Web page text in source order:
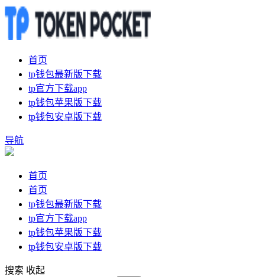
首页
tp钱包最新版下载
tp官方下载app
tp钱包苹果版下载
tp钱包安卓版下载
导航
首页
首页
tp钱包最新版下载
tp官方下载app
tp钱包苹果版下载
tp钱包安卓版下载
搜索 收起